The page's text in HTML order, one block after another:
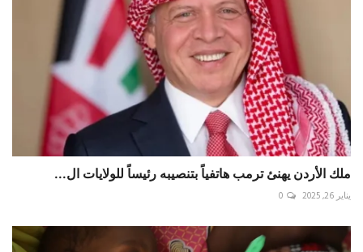
ملك الأردن يهنئ ترمب هاتفياً بتنصيبه رئيساً للولايات ال...
يناير 26, 2025 0